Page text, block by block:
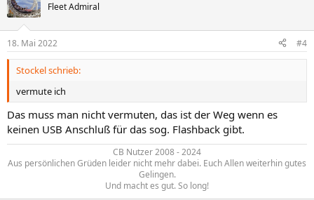
t
v
t
i
m
m
e
t
v
t
i
m
m
Fleet Admiral
18. Mai 2022 #4
Stockel schrieb:
vermute ich
Das muss man nicht vermuten, das ist der Weg wenn es
keinen USB Anschluß für das sog. Flashback gibt.
CB Nutzer 2008 - 2024
Aus persönlichen Grüden leider nicht mehr dabei. Euch Allen weiterhin gutes
Gelingen.
Und macht es gut. So long!​